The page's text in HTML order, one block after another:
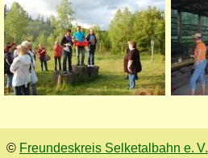
© Freundeskreis Selketalbahn e. V.